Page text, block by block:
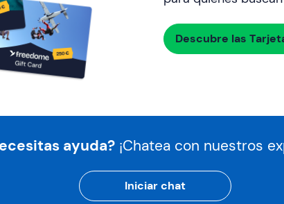
Descubre las
ayuda? ¡Chatea con nuestros
Iniciar chat